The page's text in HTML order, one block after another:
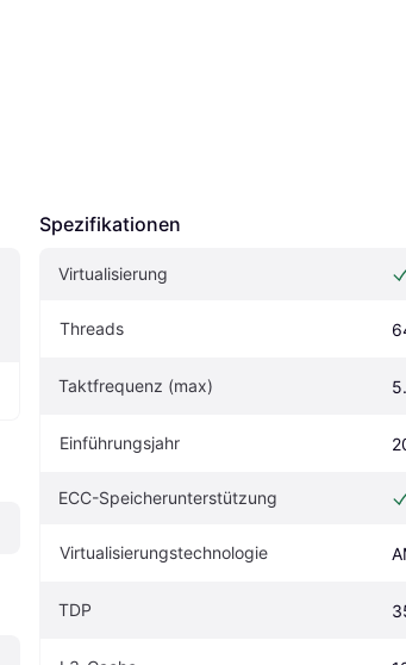
Spezifikationen
Virtualisierung
Threads
Taktfrequenz (max)
Einführungsjahr
ECC-Speicherunterstützung
Virtualisierungstechnologie
TDP